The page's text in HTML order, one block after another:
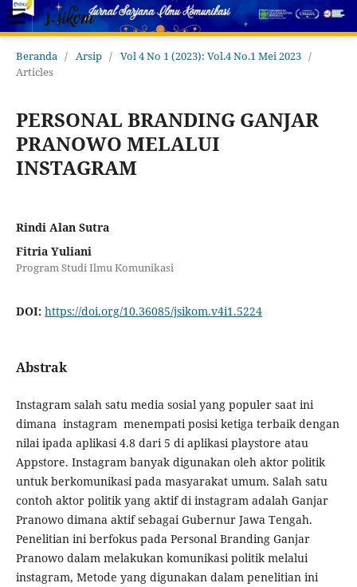
Beranda / Arsip / Vol 4 No 1 (2023): Vol.4 No.1 Mei 2023 /
Articles
PERSONAL BRANDING GANJAR
PRANOWO MELALUI
INSTAGRAM
Rindi Alan Sutra
Fitria Yuliani
Program Studi Ilmu Komunikasi
DOI: https://doi.org/10.36085/jsikom.v4i1.5224
Abstrak
Instagram salah satu media sosial yang populer saat ini
dimana instagram menempati posisi ketiga terbaik dengan
nilai ipada aplikasi 4.8 dari 5 di aplikasi playstore atau
Appstore. Instagram banyak digunakan oleh aktor politik
untuk berkomunikasi pada masyarakat umum. Salah satu
contoh aktor politik yang aktif di instagram adalah Ganjar
Pranowo dimana aktif sebagai Gubernur Jawa Tengah.
Penelitian ini berfokus pada Personal Branding Ganjar
Pranowo dalam melakukan komunikasi politik melalui
instagram, Metode yang digunakan dalam penelitian ini